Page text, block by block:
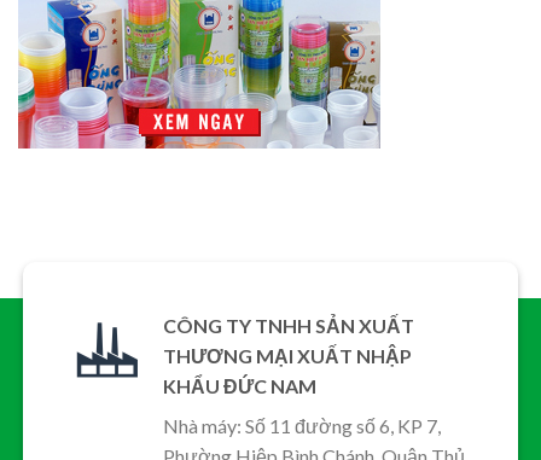
CÔNG TY TNHH SẢN XUẤT
THƯƠNG MẠI XUẤT NHẬP
KHẨU ĐỨC NAM
Nhà máy: Số 11 đường số 6, KP 7,
Phường Hiệp Bình Chánh, Quận Thủ